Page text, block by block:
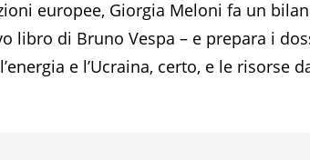
europee, Giorgia Meloni fa un
libro di Bruno Vespa – e prepara i
e l’Ucraina, certo, e le risorse